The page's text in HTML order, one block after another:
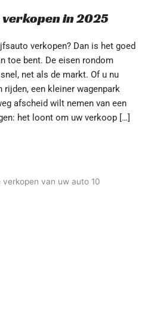
in 2025
verkopen? Dan is het goed
toe bent. De eisen rondom
net als de markt. Of u nu
een kleiner wagenpark
afscheid wilt nemen van een
het loont om uw verkoop […]